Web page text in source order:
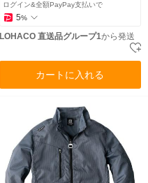
ログイン&全額PayPay支払いで
5%
LOHACO 直送品グループ1から発送
カートに入れる